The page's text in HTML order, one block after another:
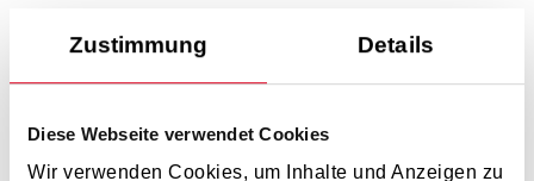
Zustimmung Details
Diese Webseite verwendet Cookies
Wir verwenden Cookies, um Inhalte und Anzeigen zu
Schwerpunkte im Unterricht